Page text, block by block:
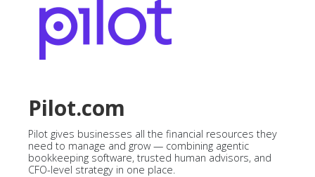
Pilot.com
Pilot gives businesses all the financial resources they
need to manage and grow — combining agentic
bookkeeping software, trusted human advisors, and
CFO-level strategy in one place.